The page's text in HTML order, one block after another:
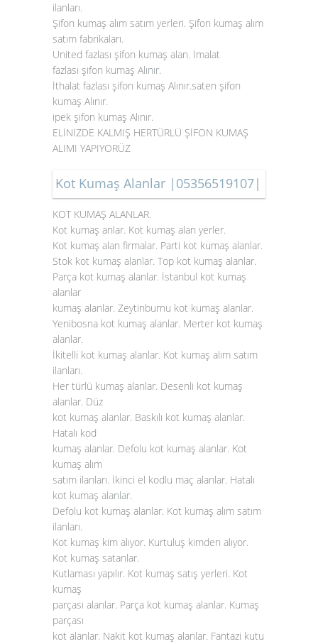
ilanları.
Şifon kumaş alım satım yerleri. Şifon kumaş alım
satım fabrikaları.
United fazlası şifon kumaş alan. İmalat
fazlası şifon kumaş Alınır.
İthalat fazlası şifon kumaş Alınır.saten şifon
kumaş Alınır.
ipek şifon kumaş Alınır.
ELİNİZDE KALMIŞ HERTÜRLÜ ŞİFON KUMAŞ
ALIMI YAPIYORÜZ
Kot Kumaş Alanlar |05356519107|
KOT KUMAŞ ALANLAR.
Kot kumaş anlar. Kot kumaş alan yerler.
Kot kumaş alan firmalar. Parti kot kumaş alanlar.
Stok kot kumaş alanlar. Top kot kumaş alanlar.
Parça kot kumaş alanlar. İstanbul kot kumaş
alanlar
kumaş alanlar. Zeytinburnu kot kumaş alanlar.
Yenibosna kot kumaş alanlar. Merter kot kumaş
alanlar.
İkitelli kot kumaş alanlar. Kot kumaş alım satım
ilanları.
Her türlü kumaş alanlar. Desenli kot kumaş
alanlar. Düz
kot kumaş alanlar. Baskılı kot kumaş alanlar.
Hatalı kod
kumaş alanlar. Defolu kot kumaş alanlar. Kot
kumaş alım
satım ilanları. İkinci el kodlu maç alanlar. Hatalı
kot kumaş alanlar.
Defolu kot kumaş alanlar. Kot kumaş alım satım
ilanları.
Kot kumaş kim alıyor. Kurtuluş kimden alıyor.
Kot kumaş satanlar.
Kutlaması yapılır. Kot kumaş satış yerleri. Kot
kumaş
parçası alanlar. Parça kot kumaş alanlar. Kumaş
parçası
kot alanlar. Nakit kot kumaş alanlar. Fantazi kutu